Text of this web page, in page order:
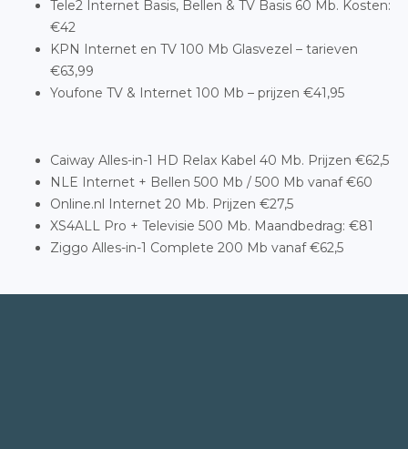
Tele2 Internet Basis, Bellen & TV Basis 60 Mb. Kosten:
€42
KPN Internet en TV 100 Mb Glasvezel – tarieven
€63,99
Youfone TV & Internet 100 Mb – prijzen €41,95
Caiway Alles-in-1 HD Relax Kabel 40 Mb. Prijzen €62,5
NLE Internet + Bellen 500 Mb / 500 Mb vanaf €60
Online.nl Internet 20 Mb. Prijzen €27,5
XS4ALL Pro + Televisie 500 Mb. Maandbedrag: €81
Ziggo Alles-in-1 Complete 200 Mb vanaf €62,5